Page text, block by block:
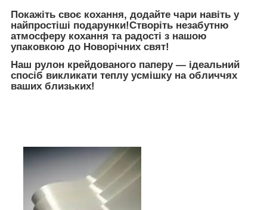
Покажіть своє кохання, додайте чари навіть у
найпростіші подарунки!Створіть незабутню
атмосферу кохання та радості з нашою
упаковкою до Новорічних свят!
Наш рулон крейдованого паперу — ідеальний
спосіб викликати теплу усмішку на обличчях
ваших близьких!